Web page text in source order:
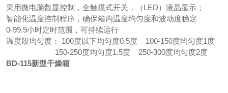
采用微电脑数显控制，全触摸式开关，（LED）液晶显示；
智能化温度控制程序，确保箱内温度均匀度和波动度稳定
0-99.9小时定时范围，可持续运行
温度段均匀度： 100度以下均匀度0.5度 100-150度均匀度1度
150-250度均匀度1.5度 250-300度均匀度2度
BD-115新型干燥箱